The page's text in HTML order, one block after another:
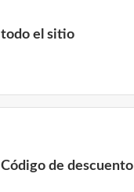
el sitio
de descuento